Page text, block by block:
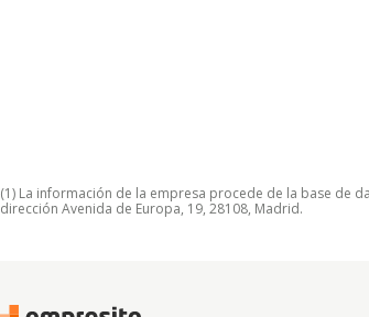
(1) La información de la empresa procede de la base de
dirección Avenida de Europa, 19, 28108, Madrid.